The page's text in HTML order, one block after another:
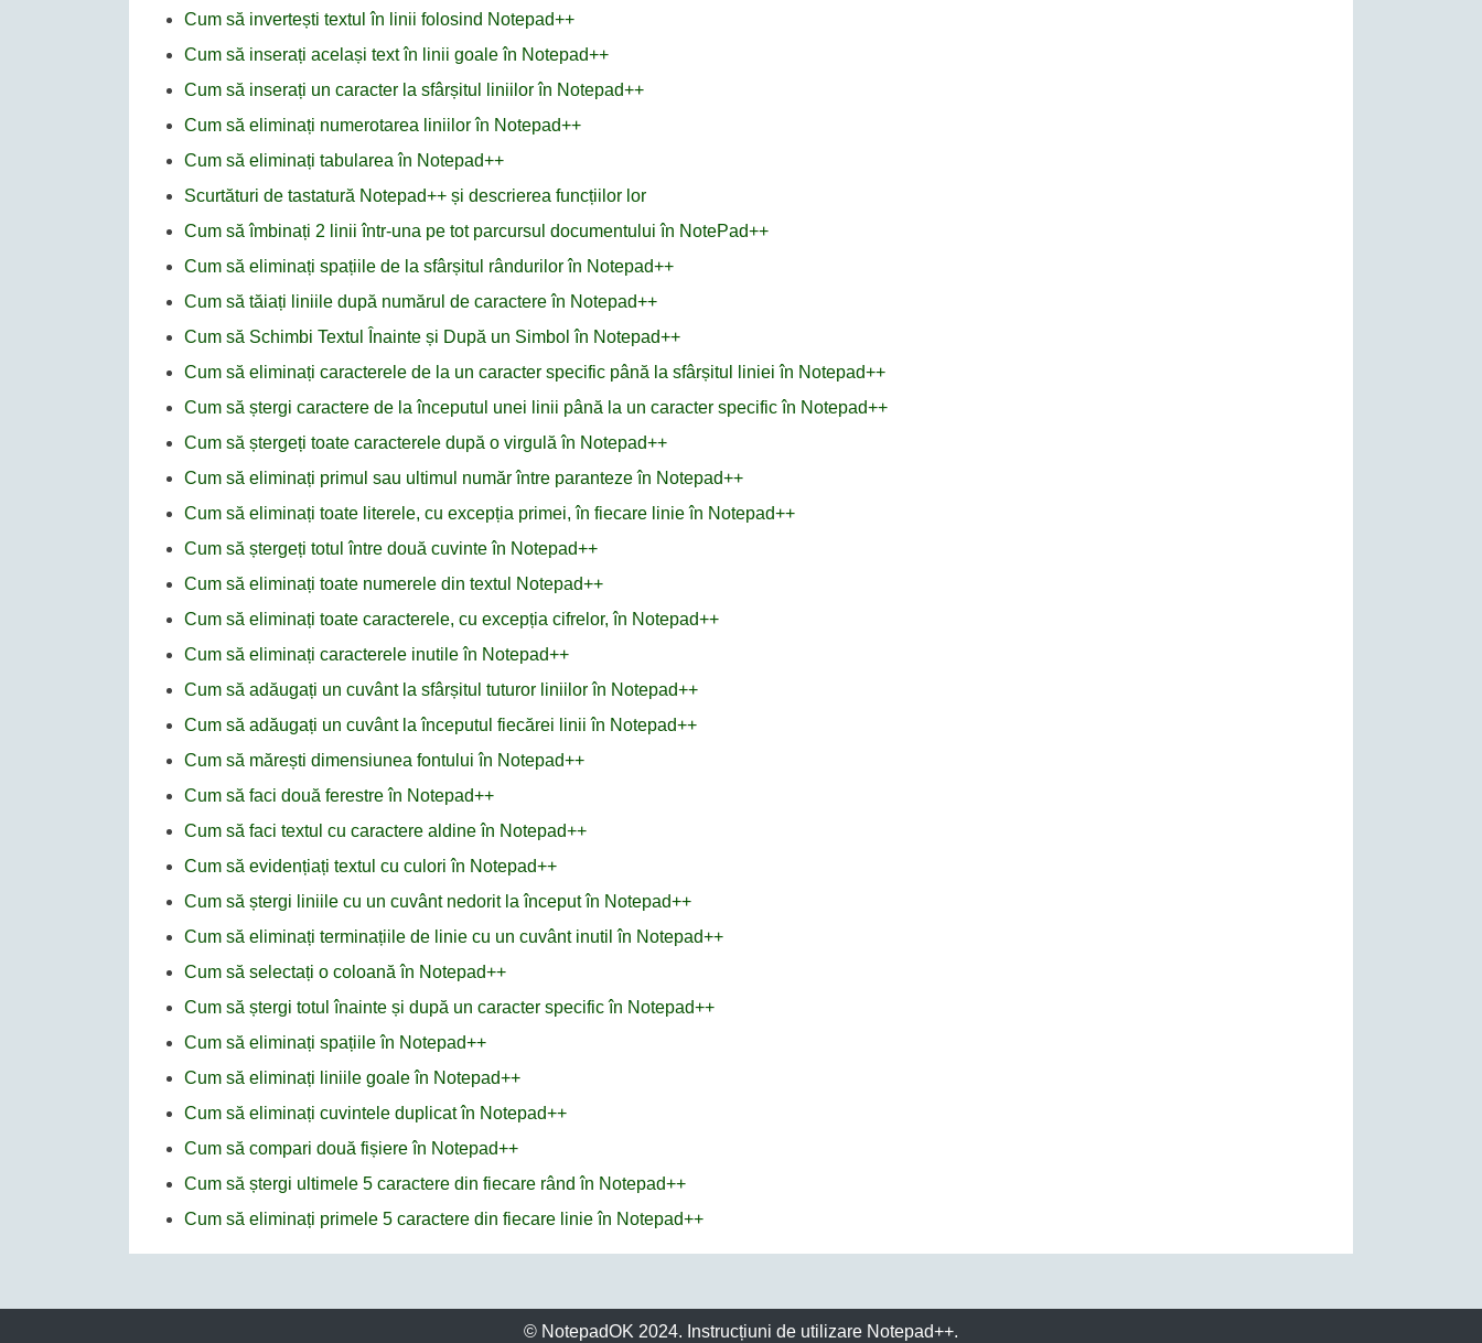
Cum să invertești textul în linii folosind Notepad++
Cum să inserați același text în linii goale în Notepad++
Cum să inserați un caracter la sfârșitul liniilor în Notepad++
Cum să eliminați numerotarea liniilor în Notepad++
Cum să eliminați tabularea în Notepad++
Scurtături de tastatură Notepad++ și descrierea funcțiilor lor
Cum să îmbinați 2 linii într-una pe tot parcursul documentului în NotePad++
Cum să eliminați spațiile de la sfârșitul rândurilor în Notepad++
Cum să tăiați liniile după numărul de caractere în Notepad++
Cum să Schimbi Textul Înainte și După un Simbol în Notepad++
Cum să eliminați caracterele de la un caracter specific până la sfârșitul liniei în Notepad++
Cum să ștergi caractere de la începutul unei linii până la un caracter specific în Notepad++
Cum să ștergeți toate caracterele după o virgulă în Notepad++
Cum să eliminați primul sau ultimul număr între paranteze în Notepad++
Cum să eliminați toate literele, cu excepția primei, în fiecare linie în Notepad++
Cum să ștergeți totul între două cuvinte în Notepad++
Cum să eliminați toate numerele din textul Notepad++
Cum să eliminați toate caracterele, cu excepția cifrelor, în Notepad++
Cum să eliminați caracterele inutile în Notepad++
Cum să adăugați un cuvânt la sfârșitul tuturor liniilor în Notepad++
Cum să adăugați un cuvânt la începutul fiecărei linii în Notepad++
Cum să mărești dimensiunea fontului în Notepad++
Cum să faci două ferestre în Notepad++
Cum să faci textul cu caractere aldine în Notepad++
Cum să evidențiați textul cu culori în Notepad++
Cum să ștergi liniile cu un cuvânt nedorit la început în Notepad++
Cum să eliminați terminațiile de linie cu un cuvânt inutil în Notepad++
Cum să selectați o coloană în Notepad++
Cum să ștergi totul înainte și după un caracter specific în Notepad++
Cum să eliminați spațiile în Notepad++
Cum să eliminați liniile goale în Notepad++
Cum să eliminați cuvintele duplicat în Notepad++
Cum să compari două fișiere în Notepad++
Cum să ștergi ultimele 5 caractere din fiecare rând în Notepad++
Cum să eliminați primele 5 caractere din fiecare linie în Notepad++
© NotepadOK 2024. Instrucțiuni de utilizare Notepad++.